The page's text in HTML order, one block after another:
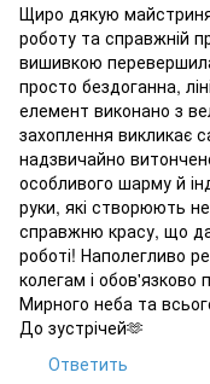
Щиро дякую
роботу та справжній
вишивкою
просто бездоганна,
елемент виконано з
захоплення викликає
надзвичайно
особливого шарму й
руки, які створюють
справжню красу, що
роботі! Наполегливо
колегам і обов'язково
Мирного неба та
До зустрічей🫶
Ответить